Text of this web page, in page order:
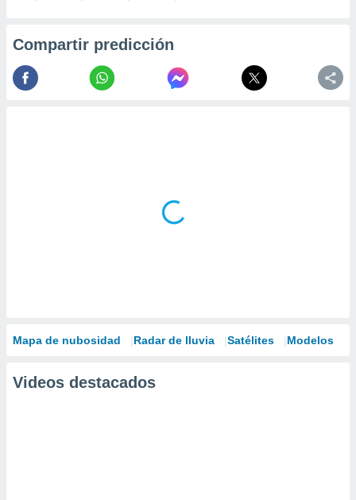
Compartir predicción
Mapa de nubosidad Radar de lluvia Satélites Modelos
Videos destacados